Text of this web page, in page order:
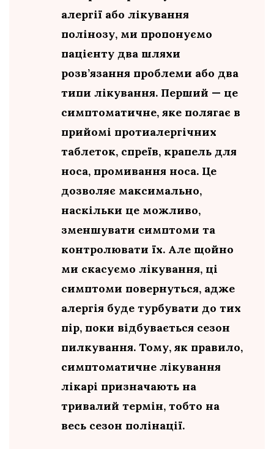
алергії або лікування
полінозу, ми пропонуємо
пацієнту два шляхи
розв’язання проблеми або два
типи лікування. Перший — це
симптоматичне, яке полягає в
прийомі протиалергічних
таблеток, спреїв, крапель для
носа, промивання носа. Це
дозволяє максимально,
наскільки це можливо,
зменшувати симптоми та
контролювати їх. Але щойно
ми скасуємо лікування, ці
симптоми повернуться, адже
алергія буде турбувати до тих
пір, поки відбувається сезон
пилкування. Тому, як правило,
симптоматичне лікування
лікарі призначають на
тривалий термін, тобто на
весь сезон полінації.